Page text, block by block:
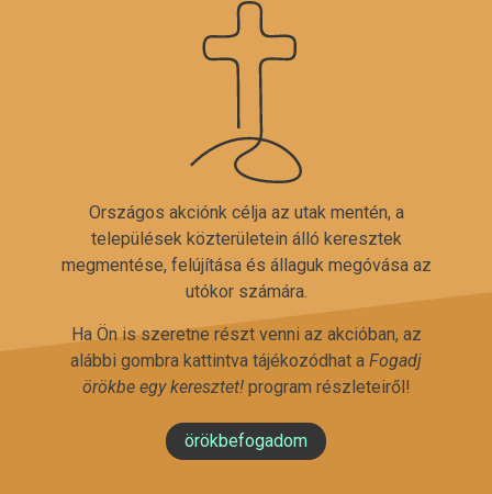
Országos akciónk célja az utak mentén, a
települések közterületein álló keresztek
megmentése, felújítása és állaguk megóvása az
utókor számára.
Ha Ön is szeretne részt venni az akcióban, az
alábbi gombra kattintva tájékozódhat a Fogadj
örökbe egy keresztet!program részleteiről!
örökbefogadom